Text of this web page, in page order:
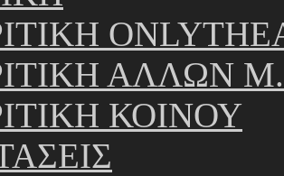
ΑΛΛΩΝ
ΚΟΙΝΟΥ